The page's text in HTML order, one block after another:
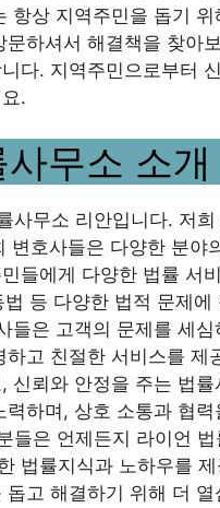
항상 지역주민을 돕기
하셔서 해결책을 찾아
다. 지역주민으로부터
.
무소 소개
사무소 리안입니다. 저
호사들은 다양한 분야
들에게 다양한 법률 서
등 다양한 법적 문제
들은 고객의 문제를 세
고 친절한 서비스를 제
신뢰와 안정을 주는 법
하며, 상호 소통과 협
들은 언제든지 라이언
법률지식과 노하우를
고 해결하기 위해 더